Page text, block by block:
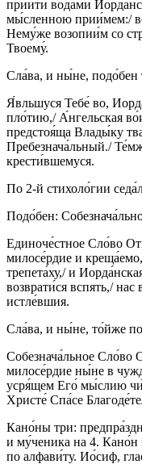
приити́ вода́ми
мы́сленною прии́мем:/
Нему́же возопии́м со
Твоему́.
Сла́ва, и ны́не, подо́бен
Я́вльшуся Тебе́ во,
пло́тию,/ А́нгельская
предстоя́ща Влады́ку
Пребезнача́льный./
крести́вшемуся.
По 2-й стихоло́гии
Подо́бен:
Единоче́стное Сло́во
милосе́рдие и
трепета́ху,/ и
возврати́ся вспять,/ нас
истле́вшия.
Сла́ва, и ны́не, то́йже
Собезнача́льное Сло́во
милосе́рдие ны́не в
усря́щем Его́ мы́слию
Христе́ Спа́се
Кано́ны три:
и му́ченика на 4. Кано́н
по алфави́ту. Ио́сиф,